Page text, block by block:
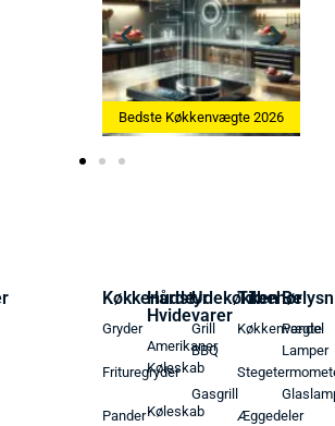
Køkkenvægte 2026 Bedste Æggekoger 2026
Køkkenudstyr
Gryder
Frituregryder
Pander
Hårde
Hvidevarer
Amerikaner
Køleskab
Køleskab
Udekøkken
Grill
BBQ
Gasgrill
Tilbehør
Køkkenvægte
Æggedeler
Pendel
Lamper